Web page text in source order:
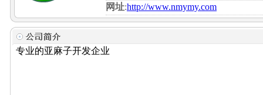
网址:http://www.nmymy.com
专业的亚麻子开发企业